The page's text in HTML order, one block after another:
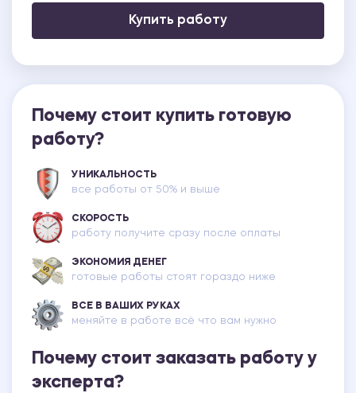
Купить работу
Почему стоит купить готовую
работу?
УНИКАЛЬНОСТЬ
все работы от 50% и выше
СКОРОСТЬ
работу получите сразу после оплаты
ЭКОНОМИЯ ДЕНЕГ
готовые работы стоят гораздо ниже
ВСЕ В ВАШИХ РУКАХ
меняйте в работе всё что вам нужно
Почему стоит заказать работу у
эксперта?